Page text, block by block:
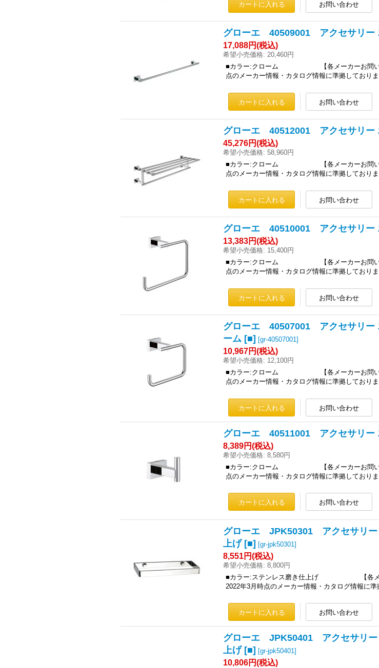
グローエ 40509001 アクセサリー
17,088円(税込)
希望小売価格: 20,460円
■カラー:クローム 【各メーカーお問い合
点のメーカー情報・カタログ情報に準拠しており
グローエ 40512001 アクセサリー
45,276円(税込)
希望小売価格: 58,960円
■カラー:クローム 【各メーカーお問い合
点のメーカー情報・カタログ情報に準拠しており
グローエ 40510001 アクセサリー
13,383円(税込)
希望小売価格: 15,400円
■カラー:クローム 【各メーカーお問い合
点のメーカー情報・カタログ情報に準拠しており
グローエ 40507001 アクセサリー
ーム [■] [gr-40507001 ]
10,967円(税込)
希望小売価格: 12,100円
■カラー:クローム 【各メーカーお問い合
点のメーカー情報・カタログ情報に準拠しており
グローエ 40511001 アクセサリー
8,389円(税込)
希望小売価格: 8,580円
■カラー:クローム 【各メーカーお問い合
点のメーカー情報・カタログ情報に準拠しており
グローエ JPK50301 アクセサリー
上げ [■] [gr-jpk50301]
8,551円(税込)
希望小売価格: 8,800円
■カラー:ステンレス磨き仕上げ 【各メーカ
2022年3月時点のメーカー情報・カタログ情報に準
グローエ JPK50401 アクセサリー
上げ [■] [gr-jpk50401]
10,806円(税込)